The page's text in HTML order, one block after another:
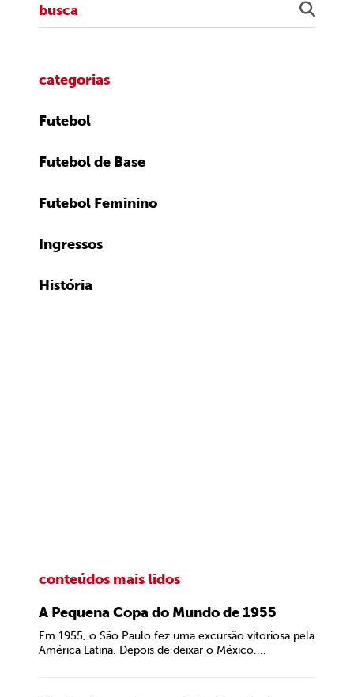
categorias
Futebol
Futebol de Base
Futebol Feminino
Ingressos
História
conteúdos mais lidos
A Pequena Copa do Mundo de 1955
Em 1955, o São Paulo fez uma excursão vitoriosa pela
América Latina. Depois de deixar o México,...